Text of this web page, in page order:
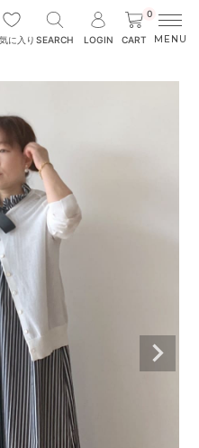
に入り SEARCH LOGIN
0
CART